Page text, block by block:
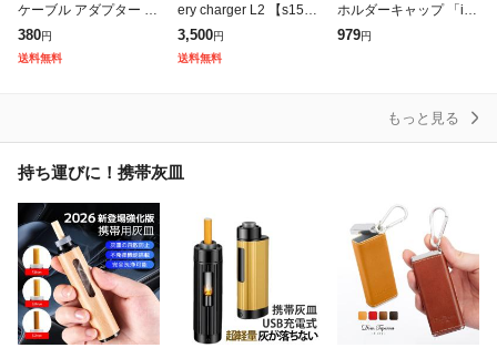
ケーブル アダプター セ
ット
380円
送料無料
ery charger L2 【s154-
3】 2Aアダプター付 リ
チウムイオン IMR INR
3,500円
送料無料
ホルダーキャップ 「iB
uddy」 LU-M603-200 L
979円
もっと見る
持ち運びに！携帯灰皿